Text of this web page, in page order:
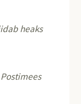
heaks